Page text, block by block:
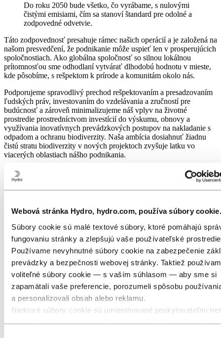
Webová stránka Hydro, hydro.com, používa súbory cookie.
Súbory cookie sú malé textové súbory, ktoré pomáhajú
fungovaniu stránky a zlepšujú vaše používateľské
Používame nevyhnutné súbory cookie na zabezpečenie
prevádzky a bezpečnosti webovej stránky. Taktiež
voliteľné súbory cookie — s vaším súhlasom — aby sme si
zapamätali vaše preferencie, porozumeli spôsobu
a personalizovali obsah alebo reklamu.
Niektoré súbory cookie sú umiestňované poskytovateľmi
Do roku 2050 bude všetko, čo vyrábame, s nulovými
čistými emisiami, čím sa stanoví štandard pre odolné a
zodpovedné odvetvie.
Táto zodpovednosť presahuje rámec našich operácií a je založená na
našom presvedčení, že podnikanie môže uspieť len v prosperujúcich
spoločnostiach. Ako globálna spoločnosť so silnou lokálnou
prítomnosťou sme odhodlaní vytvárať dlhodobú hodnotu v mieste,
kde pôsobíme, s rešpektom k prírode a komunitám okolo nás.
Podporujeme spravodlivý prechod rešpektovaním a presadzovaním
ľudských práv, investovaním do vzdelávania a zručností pre
budúcnosť a zároveň minimalizujeme náš vplyv na životné
prostredie prostredníctvom investícií do výskumu, obnovy a
využívania inovatívnych prevádzkových postupov na nakladanie s
odpadom a ochranu biodiverzity. Naša ambícia dosiahnuť žiadnu
čistú stratu biodiverzity v nových projektoch zvyšuje latku vo
viacerých oblastiach nášho podnikania.
Takto spoločnosť Hydro vytvára odvetvia, na ktorých záleží.
Kombináciou prírodných zdrojov, obnoviteľnej energie a inovácií
umožňujeme dlhodobý pokrok v odvetviach, ktoré sú závislé od
ľudí, produkty a planétu.
Aktualizované: 28. apríla 2026